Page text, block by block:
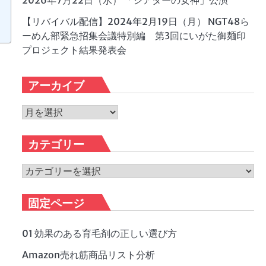
【リバイバル配信】2024年2月19日（月） NGT48ら
ーめん部緊急招集会議特別編 第3回にいがた御麺印
プロジェクト結果発表会
アーカイブ
ア
カ
イ
ブ
カテゴリー
カ
ゴ
リ
ー
固定ページ
01 効果のある育毛剤の正しい選び方
Amazon売れ筋商品リスト分析